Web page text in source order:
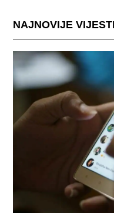
NAJNOVIJE VIJESTI